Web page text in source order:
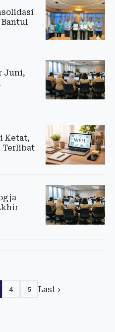
Bantul
Juni,
Ketat,
Terlibat
4 5 Last ›